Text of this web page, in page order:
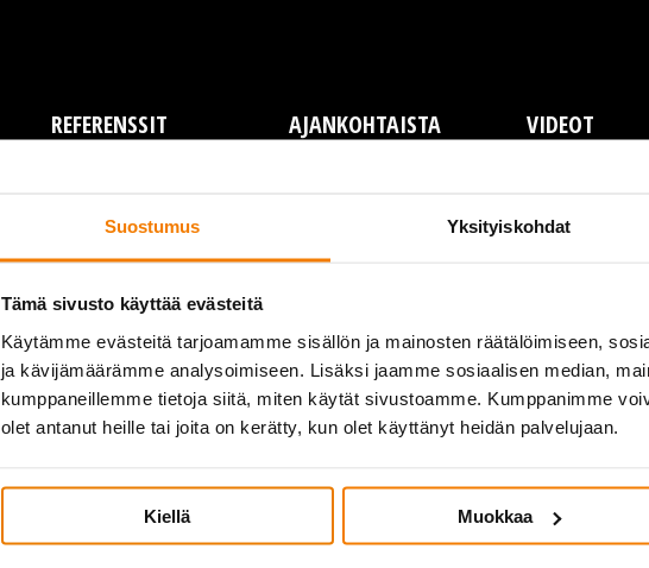
Suostumus Yksityiskohdat
Tämä sivusto käyttää evästeitä
Käytämme evästeitä tarjoamamme sisällön ja mainosten räätälöimiseen,
ja kävijämäärämme analysoimiseen. Lisäksi jaamme sosiaalisen median,
kumppaneillemme tietoja siitä, miten käytät sivustoamme. Kumppanimme
olet antanut heille tai joita on kerätty, kun olet käyttänyt heidän palvelujaan.
Kiellä Muokkaa
REFERENSSIT
Linjasaneeraus
Rakennusten purku
Saneerauspurku
AJANKOHTAISTA VIDEOT